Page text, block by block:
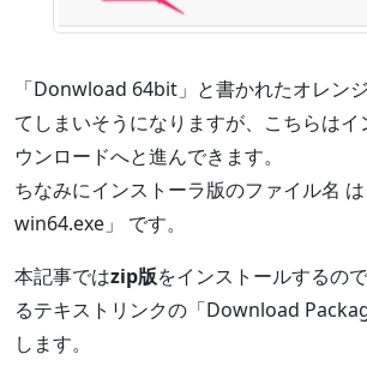
「Donwload 64bit」と書かれたオレン
てしまいそうになりますが、こちらは
ウンロードへと進んできます。
ちなみにインストーラ版のファイル名
win64.exe」 です。
本記事ではzip版をインストールするの
るテキストリンクの「Download
します。